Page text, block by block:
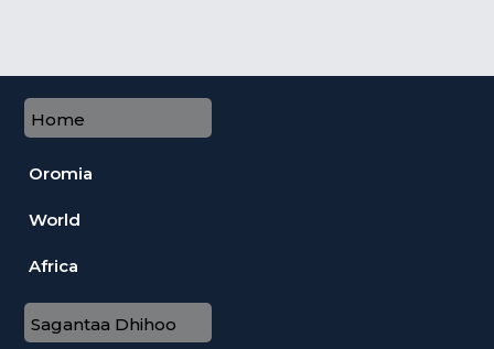
Home
Oromia
World
Africa
Sagantaa Dhihoo